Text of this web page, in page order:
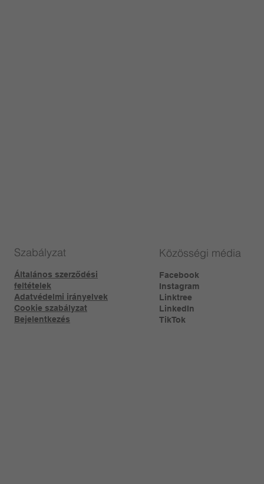
Szabályzat
Általános szerződési
feltételek
Adatvédelmi irányelvek
Cookie szabályzat
Bejelentkezés
Közösségi média
Facebook
Instagram
Linktree​
LinkedIn
TikTok